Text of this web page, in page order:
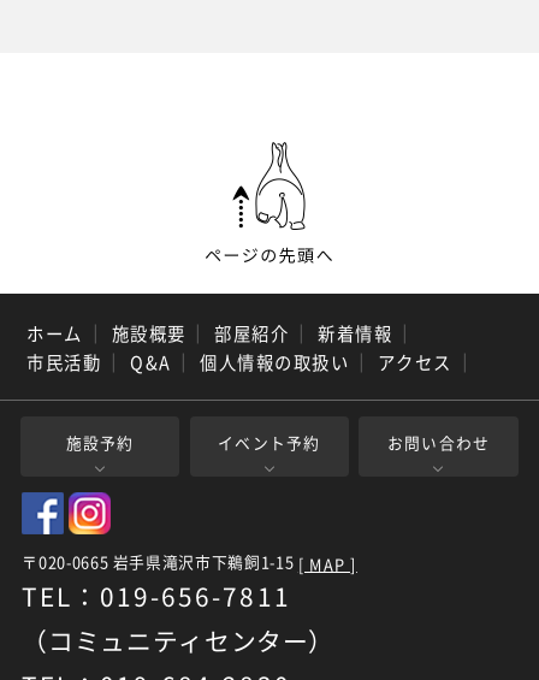
ホーム ｜ 施設概要 ｜ 部屋紹介 ｜ 新着情報 ｜
市民活動 ｜ Q&A ｜ 個人情報の取扱い ｜ アクセス ｜
施設予約 イベント予約 お問い合わせ
〒020-0665 岩手県滝沢市下鵜飼1-15 [ MAP ]
TEL：019-656-7811
（コミュニティセンター）